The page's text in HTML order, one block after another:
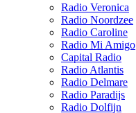
Radio Veronica
Radio Noordzee
Radio Caroline
Radio Mi Amigo
Capital Radio
Radio Atlantis
Radio Delmare
Radio Paradijs
Radio Dolfijn